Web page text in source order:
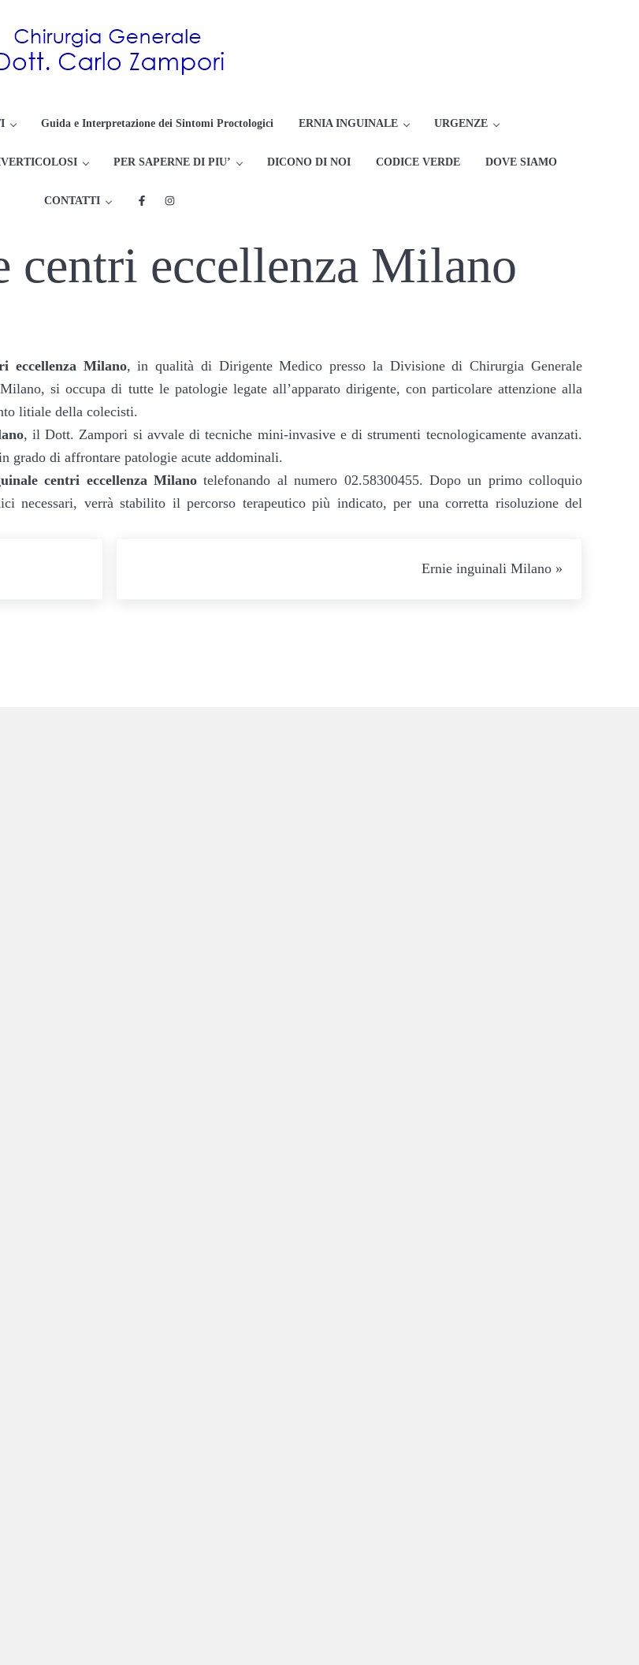
Guida e Interpretazione dei Sintomi Proctologici ERNIA INGUINALE URGENZE
PER SAPERNE DI PIU’ DICONO DI NOI CODICE VERDE DOVE SIAMO
CONTATTI
centri eccellenza Milano​
eccellenza Milano​, in qualità di Dirigente Medico presso la Divisione di Chirurgia Generale
si occupa di tutte le patologie legate all’apparato dirigente, con particolare attenzione alla
litiale della colecisti.
​, il Dott. Zampori si avvale di tecniche mini-invasive e di strumenti tecnologicamente avanzati.
grado di affrontare patologie acute addominali.
centri eccellenza Milano telefonando al numero 02.58300455. Dopo un primo colloquio
necessari, verrà stabilito il percorso terapeutico più indicato, per una corretta risoluzione del
Ernie inguinali Milano »